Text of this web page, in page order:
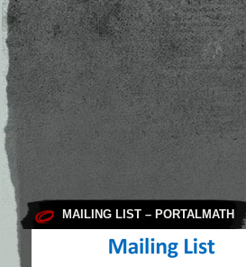
MAILING LIST – PORTALMATH